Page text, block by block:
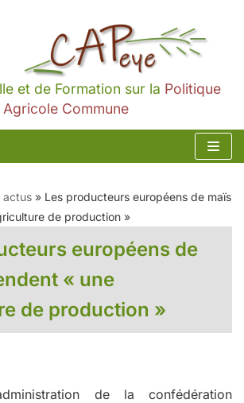
et de Formation sur la Politique
Agricole Commune
actus » Les producteurs européens de maïs
de production »
européens de
« une
de production »
de la confédération